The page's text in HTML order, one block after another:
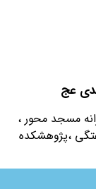
عج
مسجد محور ،
،پژوهشکده
روی
با
از